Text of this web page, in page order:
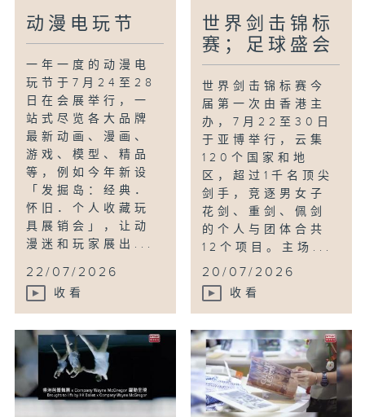
动漫电玩节
一年一度的动漫电
玩节于7月24至28
日在会展举行，一
站式尽览各大品牌
最新动画、漫画、
游戏、模型、精品
等，例如今年新设
「发掘岛：经典．
怀旧．个人收藏玩
具展销会」，让动
漫迷和玩家展出...
22/07/2026
收看
世界剑击锦标
赛；足球盛会
世界剑击锦标赛今
届第一次由香港主
办，7月22至30日
于亚博举行，云集
120个国家和地
区，超过1千名顶尖
剑手，竞逐男女子
花剑、重剑、佩剑
的个人与团体合共
12个项目。主场...
20/07/2026
收看